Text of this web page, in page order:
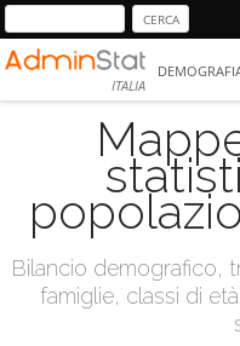
ITALIA
Bilancio demografico,
famiglie, classi di